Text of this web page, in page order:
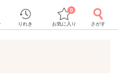
りれき お気に入り
0
さがす